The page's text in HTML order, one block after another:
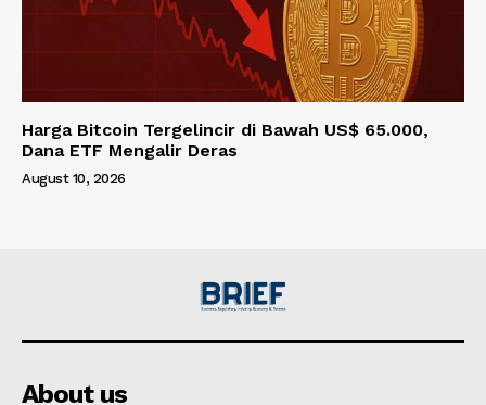
Harga Bitcoin Tergelincir di Bawah US$ 65.000,
Dana ETF Mengalir Deras
August 10, 2026
About us